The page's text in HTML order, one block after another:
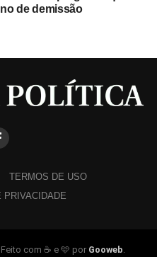
de demissão
TERMOS DE USO
PRIVACIDADE
Feito com ☕ e 🩵 por Gooweb.